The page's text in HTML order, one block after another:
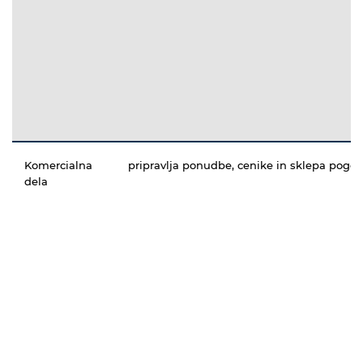
Komercialna
dela
pripravlja ponudbe, cenike in sklepa